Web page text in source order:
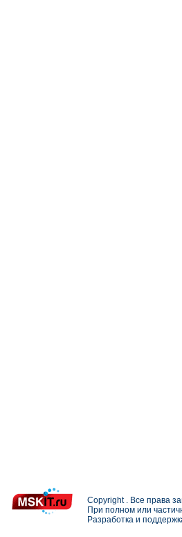
Copyright . Все права
При полном или
Разработка и